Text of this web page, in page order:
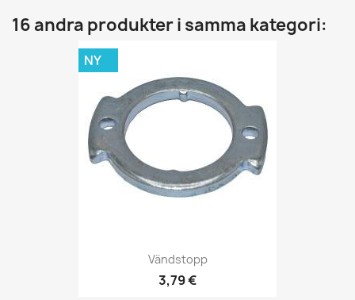
16 andra produkter i samma kategori:
Vändstopp
3,79 €
NY